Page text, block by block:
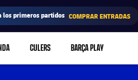
los primeros partidos COMPRAR ENTRADAS
CULERS BARÇA PLAY